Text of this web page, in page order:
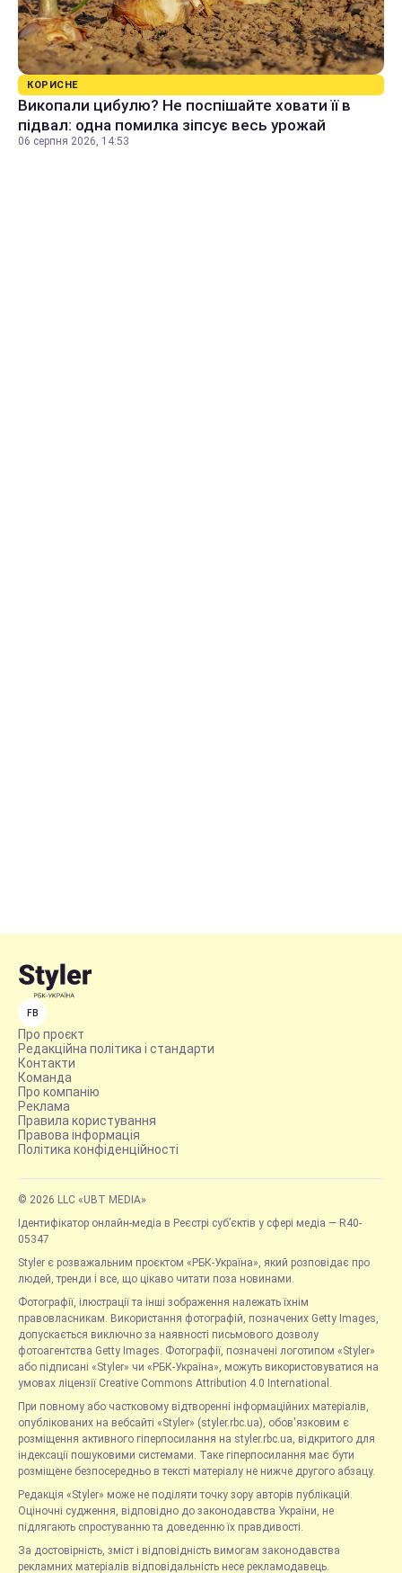
КОРИСНЕ
Викопали цибулю? Не поспішайте ховати її в
підвал: одна помилка зіпсує весь урожай
06 серпня 2026, 14:53
FB
Про проєкт
Редакційна політика і стандарти
Контакти
Команда
Про компанію
Реклама
Правила користування
Правова інформація
Політика конфіденційності
© 2026 LLC «UBT MEDIA»
Ідентифікатор онлайн-медіа в Реєстрі суб’єктів у сфері медіа — R40-
05347
Styler є розважальним проєктом «РБК-Україна», який розповідає про
людей, тренди і все, що цікаво читати поза новинами.
Фотографії, ілюстрації та інші зображення належать їхнім
правовласникам. Використання фотографій, позначених Getty Images,
допускається виключно за наявності письмового дозволу
фотоагентства Getty Images. Фотографії, позначені логотипом «Styler»
або підписані «Styler» чи «РБК-Україна», можуть використовуватися на
умовах ліцензії Creative Commons Attribution 4.0 International.
При повному або частковому відтворенні інформаційних матеріалів,
опублікованих на вебсайті «Styler» (styler.rbc.ua), обов'язковим є
розміщення активного гіперпосилання на styler.rbc.ua, відкритого для
індексації пошуковими системами. Таке гіперпосилання має бути
розміщене безпосередньо в тексті матеріалу не нижче другого абзацу.
Редакція «Styler» може не поділяти точку зору авторів публікацій.
Оціночні судження, відповідно до законодавства України, не
підлягають спростуванню та доведенню їх правдивості.
За достовірність, зміст і відповідність вимогам законодавства
рекламних матеріалів відповідальність несе рекламодавець.